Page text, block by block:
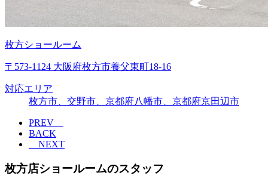
枚方ショールーム
〒573-1124 大阪府枚方市養父東町18-16
対応エリア
枚方市、交野市、京都府八幡市、京都府京田辺市
PREV
BACK
NEXT
枚方店ショールームのスタッフ